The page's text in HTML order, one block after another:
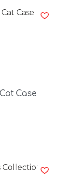
Case